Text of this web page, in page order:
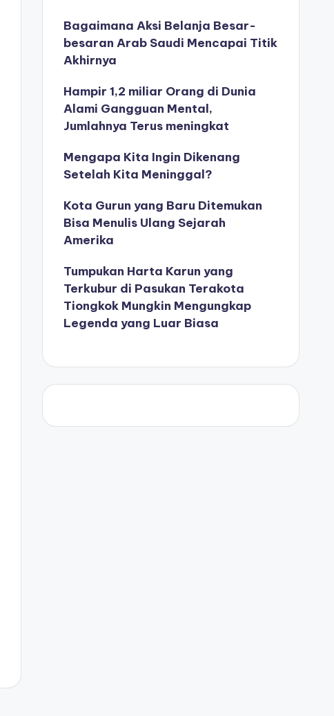
Bagaimana Aksi Belanja Besar-
besaran Arab Saudi Mencapai Titik
Akhirnya
Hampir 1,2 miliar Orang di Dunia
Alami Gangguan Mental,
Jumlahnya Terus meningkat
Mengapa Kita Ingin Dikenang
Setelah Kita Meninggal?
Kota Gurun yang Baru Ditemukan
Bisa Menulis Ulang Sejarah
Amerika
Tumpukan Harta Karun yang
Terkubur di Pasukan Terakota
Tiongkok Mungkin Mengungkap
Legenda yang Luar Biasa